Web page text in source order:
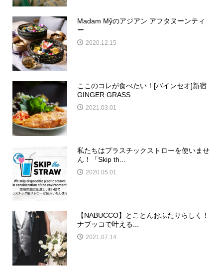
Madam Mỹのアジアン アフタヌーンティ
ー
2020.12.15
ここのコレが食べたい！[バインセオ]新宿
GINGER GRASS
2021.03.01
私たちはプラスチックストローを使いませ
ん！「Skip th...
2020.05.01
【NABUCCO】とことんおふたりらしく！
ナブッコで叶える...
2021.07.14